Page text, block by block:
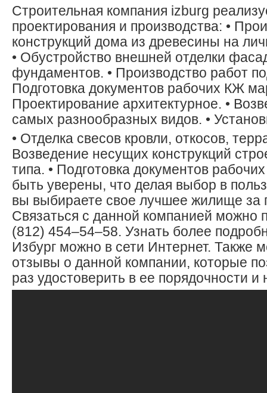
Строительная компания izburg
проектирования и производства: •
конструкций дома из древесины на
• Обустройство внешней отделки
фундаментов. • Производство работ
Подготовка документов рабочих КЖ
Проектирование архитектурное. •
самых разнообразных видов. •
• Отделка свесов кровли, откосов,
Возведение несущих конструкций
типа. • Подготовка документов
быть уверены, что делая выбор в
вы выбираете свое лучшее жилище за
Связаться с данной компанией можно
(812) 454–54–58. Узнать более
Избург можно в сети Интернет. Также
отзывы о данной компании, которые
раз удостоверить в ее порядочности и